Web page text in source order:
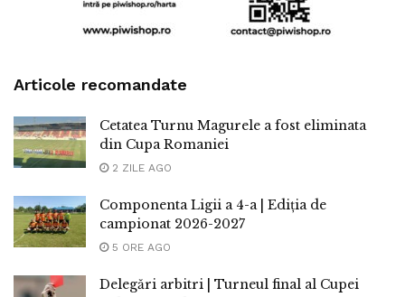
Articole recomandate
Cetatea Turnu Magurele a fost eliminata
din Cupa Romaniei
2 ZILE AGO
Componenta Ligii a 4-a | Ediția de
campionat 2026-2027
5 ORE AGO
Delegări arbitri | Turneul final al Cupei